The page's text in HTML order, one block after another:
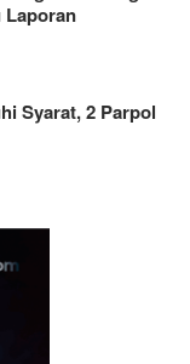
Laporan
Syarat, 2 Parpol